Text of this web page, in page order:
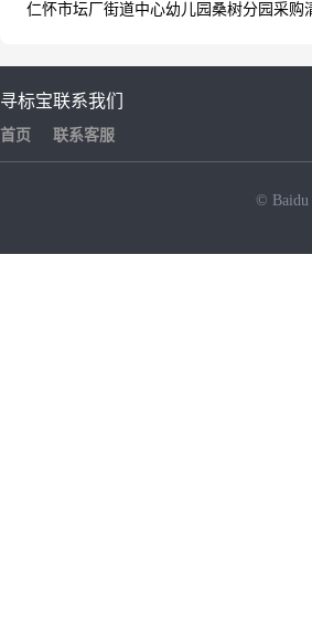
仁怀市坛厂街道中心幼儿园桑树分园采购
寻标宝
首页
联系我们
联系客服
© Baidu